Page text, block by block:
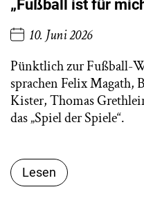
„Fußball ist für
10. Juni 2026
Pünktlich zur Fußball-
sprachen Felix Magath,
Kister, Thomas
das „Spiel der Spiele“.
Lesen